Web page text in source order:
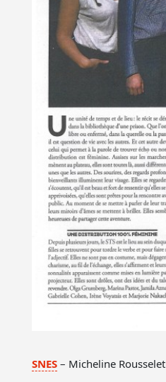
SNES – Micheline Rousselet